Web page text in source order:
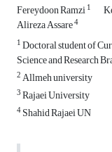
Fereydoon Ramzi1
Alireza Assare4
1Doctoral student of
Science and Research
2Allmeh university
3Rajaei University
4Shahid Rajaei UN